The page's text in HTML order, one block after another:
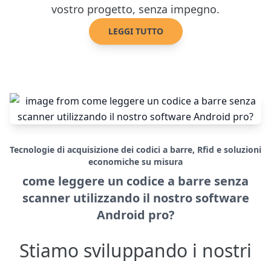
vostro progetto, senza impegno.
LEGGI TUTTO
Tecnologie di acquisizione dei codici a barre, Rfid e soluzioni
economiche su misura
come leggere un codice a barre senza
scanner utilizzando il nostro software
Android pro?
Stiamo sviluppando i nostri